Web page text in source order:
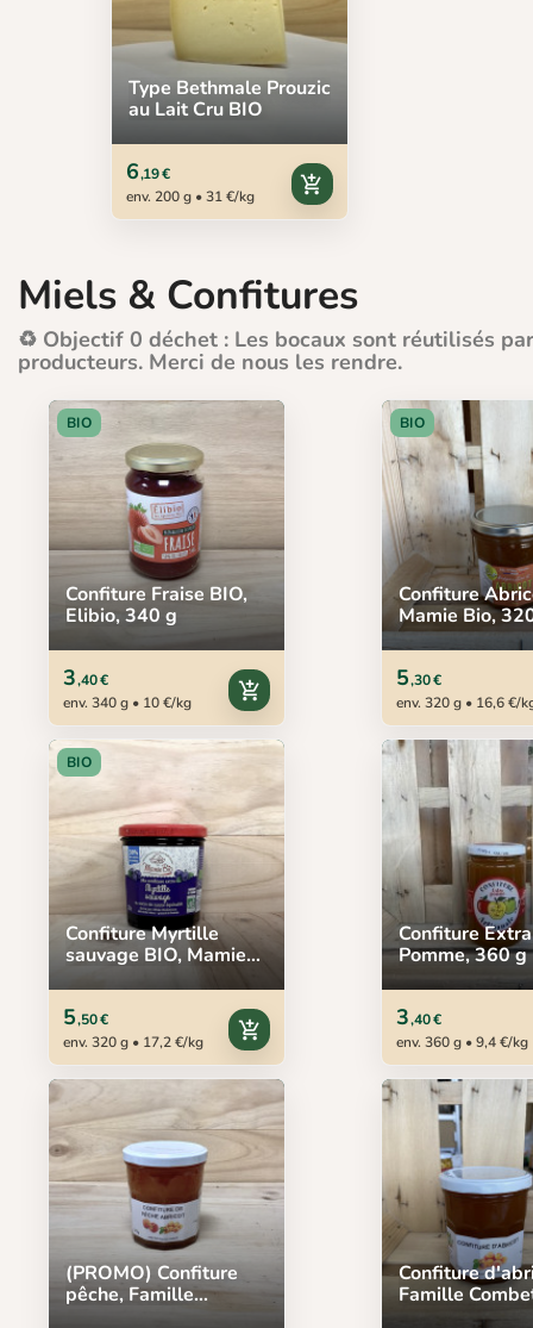
Type Bethmale Prouzic
au Lait Cru BIO
6,19 €
env. 200 g • 31 €/kg
add_shopping_cart
Miels & Confitures
♻️ Objectif 0 déchet : Les bocaux sont réutilisés
producteurs. Merci de nous les rendre.
BIO
Confiture Fraise BIO,
Elibio, 340 g
3,40 €
env. 340 g • 10 €/kg
add_shopping_cart
BIO
Confiture
Mamie Bio,
5,30 €
env. 320 g • 16,6 €/
BIO
Confiture Myrtille
sauvage BIO, Mamie
Bio, 320 g
5,50 €
env. 320 g • 17,2 €/kg
add_shopping_cart
Confiture Extra
Pomme, 360 g
3,40 €
env. 360 g • 9,4 €/kg
(PROMO) Confiture
pêche, Famille
Combet, 370 g
Confiture
Famille